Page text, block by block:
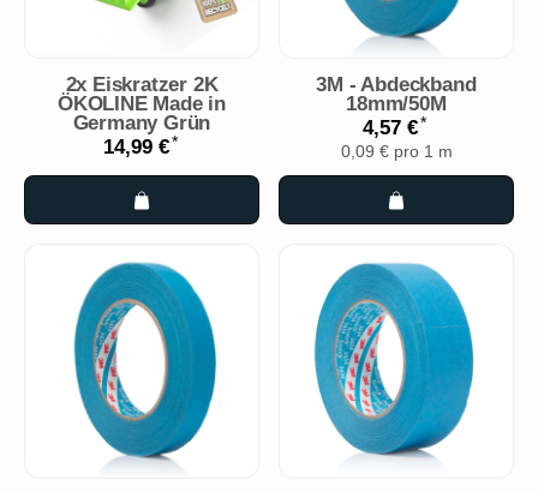
2x Eiskratzer 2K
ÖKOLINE Made in
Germany Grün
14,99 €*
3M - Abdeckband
18mm/50M
4,57 €*
0,09 € pro 1 m